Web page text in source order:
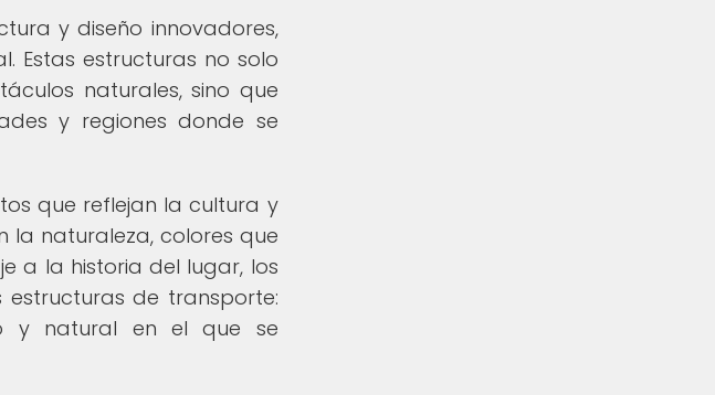
y diseño innovadores,
Estas estructuras no solo
naturales, sino que
y regiones donde se
que reflejan la cultura y
la naturaleza, colores que
a la historia del lugar, los
de transporte:
y natural en el que se